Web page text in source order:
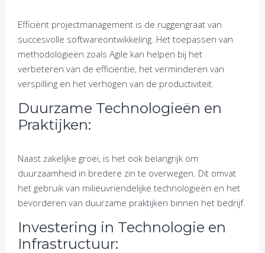
Efficiënt projectmanagement is de ruggengraat van
succesvolle softwareontwikkeling. Het toepassen van
methodologieën zoals Agile kan helpen bij het
verbeteren van de efficiëntie, het verminderen van
verspilling en het verhogen van de productiviteit.
Duurzame Technologieën en
Praktijken:
Naast zakelijke groei, is het ook belangrijk om
duurzaamheid in bredere zin te overwegen. Dit omvat
het gebruik van milieuvriendelijke technologieën en het
bevorderen van duurzame praktijken binnen het bedrijf.
Investering in Technologie en
Infrastructuur: